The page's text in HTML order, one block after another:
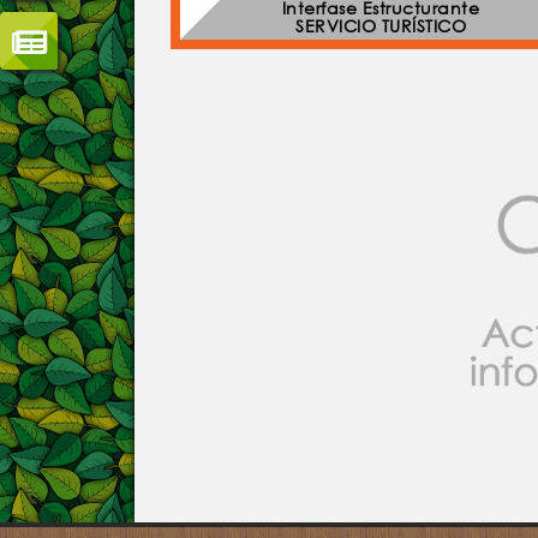
Interfase Estructurante
SERVICIO TURÍSTICO